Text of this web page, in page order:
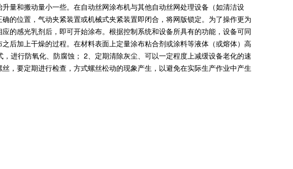
量和搬动量小一些。在自动丝网涂布机与其他自动丝网处理设备（如清洁设
的位置，气动夹紧装置或机械式夹紧装置即闭合，将网版锁定。为了操作更为
的感光乳剂后，即可开始涂布。根据控制系统和设备所具有的功能，设备可同
后加上干燥的过程。在材料表面上定量涂布粘合剂或涂料等液体（或熔体）高
进行防氧化、防腐蚀； 2、定期清除灰尘、可以一定程度上减缓设备老化的速
，要定期进行检查，方式螺丝松动的现象产生，以避免在实际生产作业中产生